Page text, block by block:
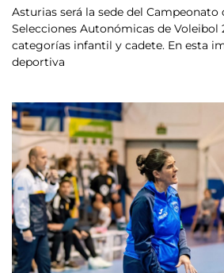
Asturias será la sede del Campeonato
Selecciones Autonómicas de Voleibol
categorías infantil y cadete. En esta
deportiva